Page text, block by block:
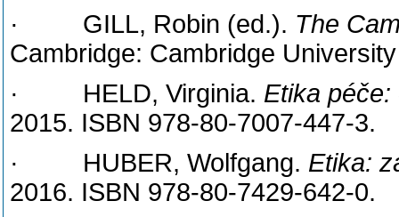
· GILL, Robin (ed.). The
Cambridge: Cambridge
· HELD, Virginia. Etika
2015. ISBN 978-80-7007-447-3.
· HUBER, Wolfgang. Etika:
2016. ISBN 978-80-7429-642-0.